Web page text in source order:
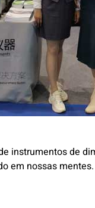
instrumentos de
em nossas